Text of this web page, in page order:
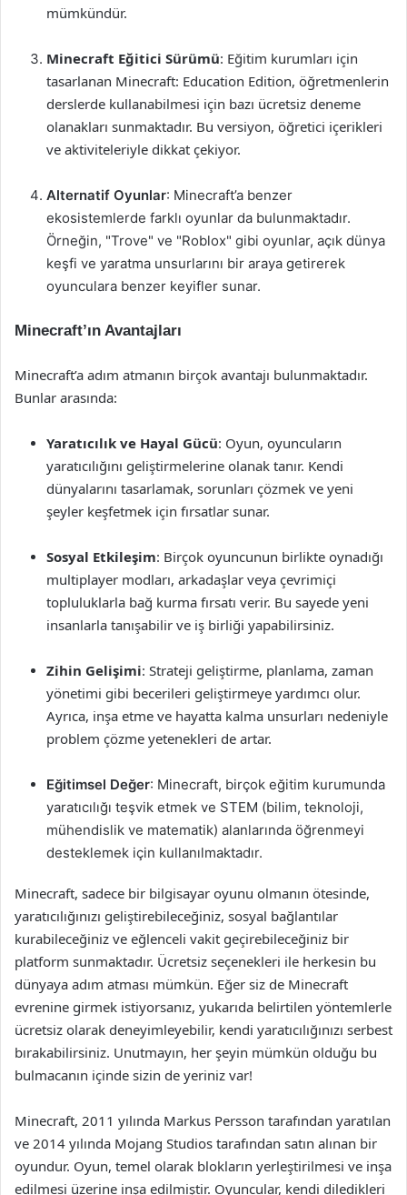
mümkündür.
Minecraft Eğitici Sürümü: Eğitim kurumları için
tasarlanan Minecraft: Education Edition, öğretmenlerin
derslerde kullanabilmesi için bazı ücretsiz deneme
olanakları sunmaktadır. Bu versiyon, öğretici içerikleri
ve aktiviteleriyle dikkat çekiyor.
Alternatif Oyunlar: Minecraft’a benzer
ekosistemlerde farklı oyunlar da bulunmaktadır.
Örneğin, "Trove" ve "Roblox" gibi oyunlar, açık dünya
keşfi ve yaratma unsurlarını bir araya getirerek
oyunculara benzer keyifler sunar.
Minecraft’ın Avantajları
Minecraft’a adım atmanın birçok avantajı bulunmaktadır.
Bunlar arasında:
Yaratıcılık ve Hayal Gücü: Oyun, oyuncuların
yaratıcılığını geliştirmelerine olanak tanır. Kendi
dünyalarını tasarlamak, sorunları çözmek ve yeni
şeyler keşfetmek için fırsatlar sunar.
Sosyal Etkileşim: Birçok oyuncunun birlikte oynadığı
multiplayer modları, arkadaşlar veya çevrimiçi
topluluklarla bağ kurma fırsatı verir. Bu sayede yeni
insanlarla tanışabilir ve iş birliği yapabilirsiniz.
Zihin Gelişimi: Strateji geliştirme, planlama, zaman
yönetimi gibi becerileri geliştirmeye yardımcı olur.
Ayrıca, inşa etme ve hayatta kalma unsurları nedeniyle
problem çözme yetenekleri de artar.
Eğitimsel Değer: Minecraft, birçok eğitim kurumunda
yaratıcılığı teşvik etmek ve STEM (bilim, teknoloji,
mühendislik ve matematik) alanlarında öğrenmeyi
desteklemek için kullanılmaktadır.
Minecraft, sadece bir bilgisayar oyunu olmanın ötesinde,
yaratıcılığınızı geliştirebileceğiniz, sosyal bağlantılar
kurabileceğiniz ve eğlenceli vakit geçirebileceğiniz bir
platform sunmaktadır. Ücretsiz seçenekleri ile herkesin bu
dünyaya adım atması mümkün. Eğer siz de Minecraft
evrenine girmek istiyorsanız, yukarıda belirtilen yöntemlerle
ücretsiz olarak deneyimleyebilir, kendi yaratıcılığınızı serbest
bırakabilirsiniz. Unutmayın, her şeyin mümkün olduğu bu
bulmacanın içinde sizin de yeriniz var!
Minecraft, 2011 yılında Markus Persson tarafından yaratılan
ve 2014 yılında Mojang Studios tarafından satın alınan bir
oyundur. Oyun, temel olarak blokların yerleştirilmesi ve inşa
edilmesi üzerine inşa edilmiştir. Oyuncular, kendi diledikleri